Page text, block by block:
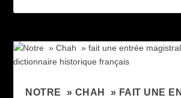
NOTRE » CHAH » FAIT UNE